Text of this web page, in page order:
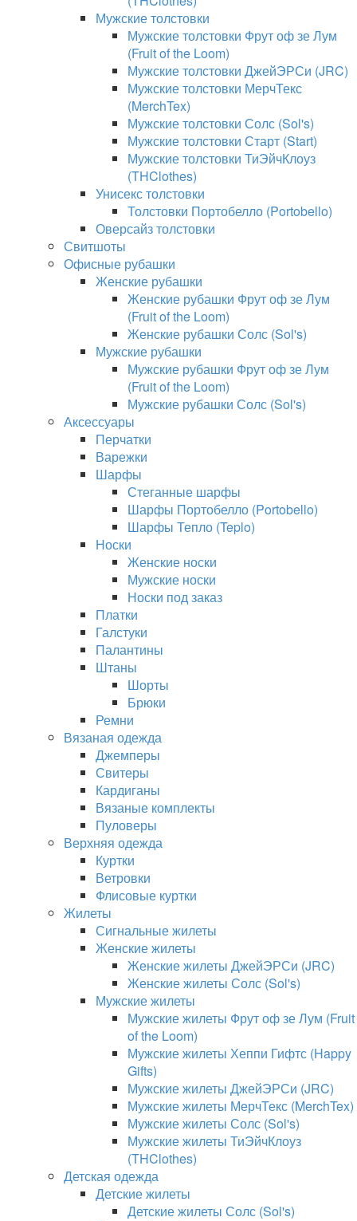
Мужские толстовки
Мужские толстовки Фрут оф зе Лум
(Fruit of the Loom)
Мужские толстовки ДжейЭРСи (JRC)
Мужские толстовки МерчТекс
(MerchTex)
Мужские толстовки Солс (Sol's)
Мужские толстовки Старт (Start)
Мужские толстовки ТиЭйчКлоуз
(THClothes)
Унисекс толстовки
Толстовки Портобелло (Portobello)
Оверсайз толстовки
Свитшоты
Офисные рубашки
Женские рубашки
Женские рубашки Фрут оф зе Лум
(Fruit of the Loom)
Женские рубашки Солс (Sol's)
Мужские рубашки
Мужские рубашки Фрут оф зе Лум
(Fruit of the Loom)
Мужские рубашки Солс (Sol's)
Аксессуары
Перчатки
Варежки
Шарфы
Стеганные шарфы
Шарфы Портобелло (Portobello)
Шарфы Тепло (Teplo)
Носки
Женские носки
Мужские носки
Носки под заказ
Платки
Галстуки
Палантины
Штаны
Шорты
Брюки
Ремни
Вязаная одежда
Джемперы
Свитеры
Кардиганы
Вязаные комплекты
Пуловеры
Верхняя одежда
Куртки
Ветровки
Флисовые куртки
Жилеты
Сигнальные жилеты
Женские жилеты
Женские жилеты ДжейЭРСи (JRC)
Женские жилеты Солс (Sol's)
Мужские жилеты
Мужские жилеты Фрут оф зе Лум (Fruit
of the Loom)
Мужские жилеты Хеппи Гифтс (Happy
Gifts)
Мужские жилеты ДжейЭРСи (JRC)
Мужские жилеты МерчТекс (MerchTex)
Мужские жилеты Солс (Sol's)
Мужские жилеты ТиЭйчКлоуз
(THClothes)
Детская одежда
Детские жилеты
Детские жилеты Солс (Sol's)